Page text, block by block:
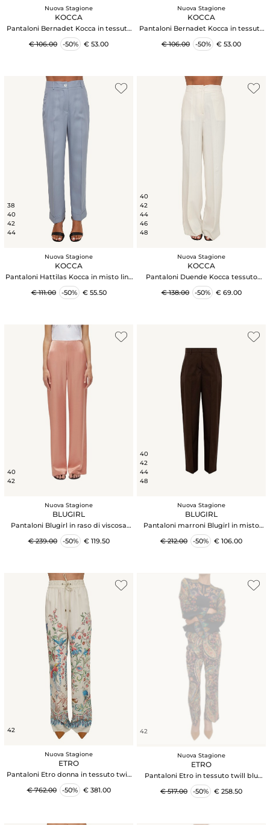
Nuova Stagione
KOCCA
Pantaloni Bernadet Kocca in tessuto
bianco
€ 106.00
-50% € 53.00
Nuova Stagione
KOCCA
Pantaloni Bernadet Kocca in tessuto
verde
€ 106.00
-50% € 53.00
38
40
42
44
Nuova Stagione
KOCCA
Pantaloni Hattilas Kocca in misto lino
azzurro
€ 111.00
-50% € 55.50
40
42
44
46
48
Nuova Stagione
KOCCA
Pantaloni Duende Kocca tessuto
panna
€ 138.00
-50% € 69.00
40
42
Nuova Stagione
BLUGIRL
Pantaloni Blugirl in raso di viscosa
rosa
€ 239.00
-50% € 119.50
40
42
44
48
Nuova Stagione
BLUGIRL
Pantaloni marroni Blugirl in misto
cotone stretch
€ 212.00
-50% € 106.00
42
Nuova Stagione
ETRO
Pantaloni Etro donna in tessuto twill
avorio stampato
€ 762.00
-50% € 381.00
42
Nuova Stagione
ETRO
Pantaloni Etro in tessuto twill blu
€ 517.00
-50% € 258.50